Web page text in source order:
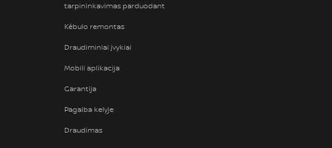
tarpininkavimas parduodant
Kėbulo remontas
Draudiminiai įvykiai
Mobili aplikacija
Garantija
Pagalba kelyje
Draudimas